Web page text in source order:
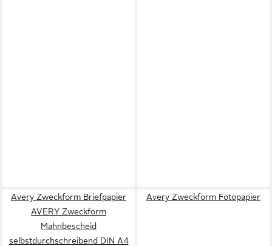
Avery Zweckform Briefpapier
AVERY Zweckform
Mahnbescheid
selbstdurchschreibend DIN A4
Avery Zweckform Fotopapier